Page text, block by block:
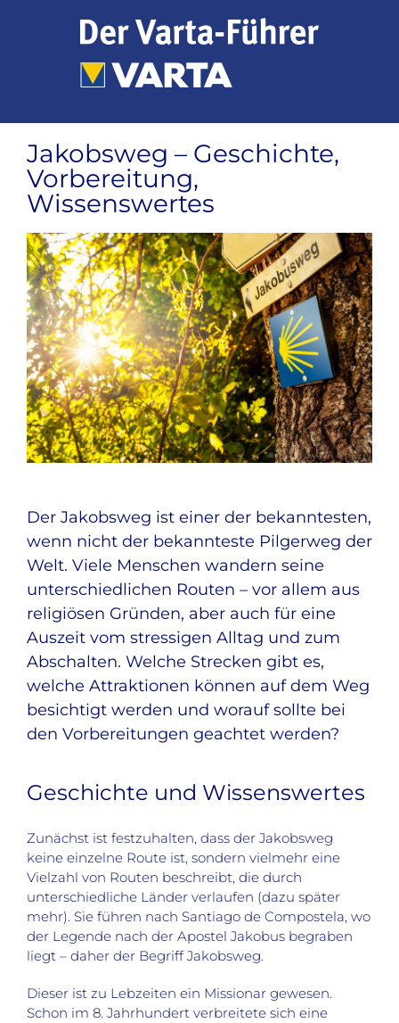
Jakobsweg – Geschichte,
Vorbereitung,
Wissenswertes
Zeige
grösseres
Bild
Der Jakobsweg ist einer der bekanntesten,
wenn nicht der bekannteste Pilgerweg der
Welt. Viele Menschen wandern seine
unterschiedlichen Routen – vor allem aus
religiösen Gründen, aber auch für eine
Auszeit vom stressigen Alltag und zum
Abschalten. Welche Strecken gibt es,
welche Attraktionen können auf dem Weg
besichtigt werden und worauf sollte bei
den Vorbereitungen geachtet werden?
Geschichte und Wissenswertes
Zunächst ist festzuhalten, dass der Jakobsweg
keine einzelne Route ist, sondern vielmehr eine
Vielzahl von Routen beschreibt, die durch
unterschiedliche Länder verlaufen (dazu später
mehr). Sie führen nach Santiago de Compostela, wo
der Legende nach der Apostel Jakobus begraben
liegt – daher der Begriff Jakobsweg.
Dieser ist zu Lebzeiten ein Missionar gewesen.
Schon im 8. Jahrhundert verbreitete sich eine